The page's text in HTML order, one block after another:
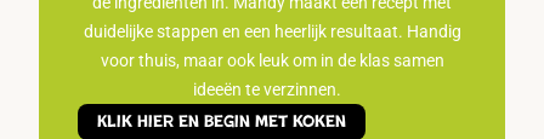
duidelijke stappen en een heerlijk resultaat. Handig
voor thuis, maar ook leuk om in de klas samen
ideeën te verzinnen.
Klik hier en begin met koken